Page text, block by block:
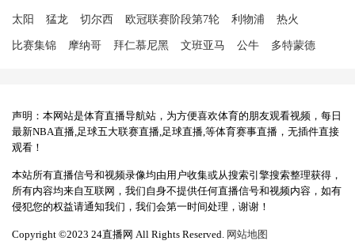
太阳 猛龙 切尔西 欧冠联赛阶段第7轮 利物浦 热火
比赛集锦 摩纳哥 拜仁慕尼黑 文班亚马 公牛 多特蒙德
声明：本网站是体育直播导航站，为方便喜欢体育的朋友观看视频，每日
最新NBA直播,足球五大联赛直播,足球直播,等体育赛事直播，无插件直接
观看！
本站所有直播信号和视频录像均由用户收集或从搜索引擎搜索整理获得，
所有内容均来自互联网，我们自身不提供任何直播信号和视频内容，如有
侵犯您的权益请通知我们，我们会第一时间处理，谢谢！
Copyright ©2023 24直播网 All Rights Reserved. 网站地图